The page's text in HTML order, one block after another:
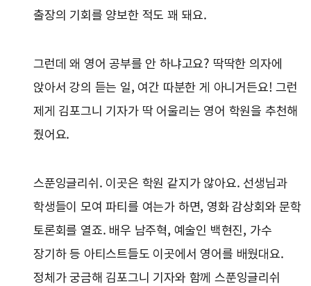
출장의 기회를 양보한 적도 꽤 돼요.
그런데 왜 영어 공부를 안 하냐고요? 딱딱한 의자에
앉아서 강의 듣는 일, 여간 따분한 게 아니거든요! 그런
제게 김포그니 기자가 딱 어울리는 영어 학원을 추천해
줬어요.
스푼잉글리쉬. 이곳은 학원 같지가 않아요. 선생님과
학생들이 모여 파티를 여는가 하면, 영화 감상회와 문학
토론회를 열죠. 배우 남주혁, 예술인 백현진, 가수
장기하 등 아티스트들도 이곳에서 영어를 배웠대요.
정체가 궁금해 김포그니 기자와 함께 스푼잉글리쉬